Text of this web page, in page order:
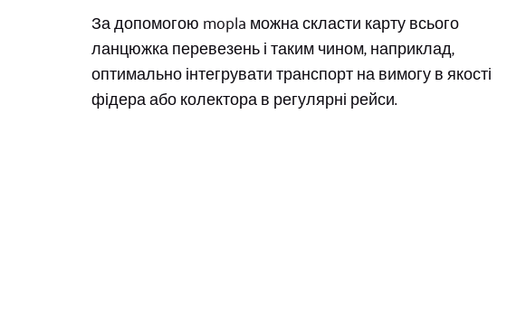
За допомогою mopla можна скласти карту всього
ланцюжка перевезень і таким чином, наприклад,
оптимально інтегрувати транспорт на вимогу в якості
фідера або колектора в регулярні рейси.